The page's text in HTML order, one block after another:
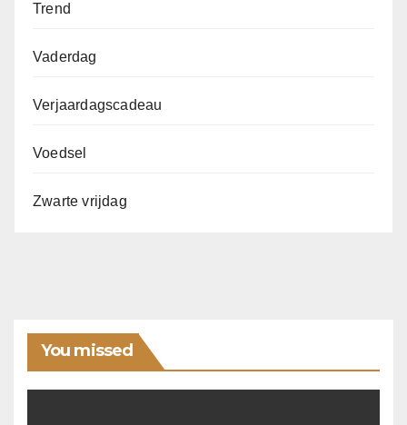
Trend
Vaderdag
Verjaardagscadeau
Voedsel
Zwarte vrijdag
You missed